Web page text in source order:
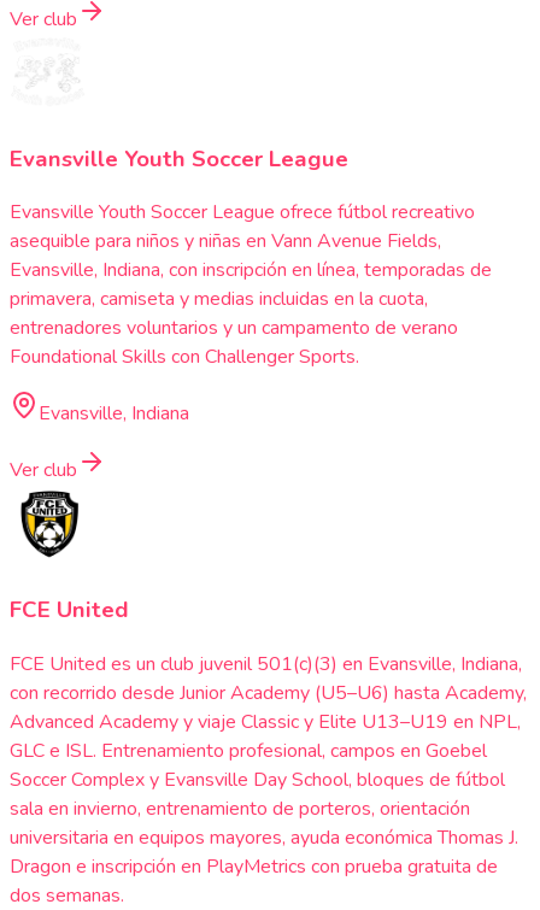
Ver club
Evansville Youth Soccer League
Evansville Youth Soccer League ofrece fútbol recreativo
asequible para niños y niñas en Vann Avenue Fields,
Evansville, Indiana, con inscripción en línea, temporadas de
primavera, camiseta y medias incluidas en la cuota,
entrenadores voluntarios y un campamento de verano
Foundational Skills con Challenger Sports.
Evansville, Indiana
Ver club
FCE United
FCE United es un club juvenil 501(c)(3) en Evansville, Indiana,
con recorrido desde Junior Academy (U5–U6) hasta Academy,
Advanced Academy y viaje Classic y Elite U13–U19 en NPL,
GLC e ISL. Entrenamiento profesional, campos en Goebel
Soccer Complex y Evansville Day School, bloques de fútbol
sala en invierno, entrenamiento de porteros, orientación
universitaria en equipos mayores, ayuda económica Thomas J.
Dragon e inscripción en PlayMetrics con prueba gratuita de
dos semanas.